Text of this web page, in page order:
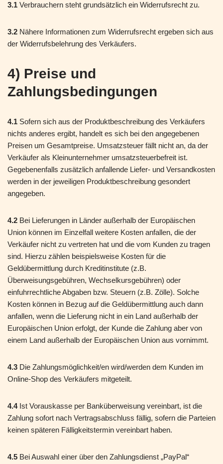
3.1 Verbrauchern steht grundsätzlich ein Widerrufsrecht zu.
3.2 Nähere Informationen zum Widerrufsrecht ergeben sich aus
der Widerrufsbelehrung des Verkäufers.
4) Preise und
Zahlungsbedingungen
4.1 Sofern sich aus der Produktbeschreibung des Verkäufers
nichts anderes ergibt, handelt es sich bei den angegebenen
Preisen um Gesamtpreise. Umsatzsteuer fällt nicht an, da der
Verkäufer als Kleinunternehmer umsatzsteuerbefreit ist.
Gegebenenfalls zusätzlich anfallende Liefer- und Versandkosten
werden in der jeweiligen Produktbeschreibung gesondert
angegeben.
4.2 Bei Lieferungen in Länder außerhalb der Europäischen
Union können im Einzelfall weitere Kosten anfallen, die der
Verkäufer nicht zu vertreten hat und die vom Kunden zu tragen
sind. Hierzu zählen beispielsweise Kosten für die
Geldübermittlung durch Kreditinstitute (z.B.
Überweisungsgebühren, Wechselkursgebühren) oder
einfuhrrechtliche Abgaben bzw. Steuern (z.B. Zölle). Solche
Kosten können in Bezug auf die Geldübermittlung auch dann
anfallen, wenn die Lieferung nicht in ein Land außerhalb der
Europäischen Union erfolgt, der Kunde die Zahlung aber von
einem Land außerhalb der Europäischen Union aus vornimmt.
4.3 Die Zahlungsmöglichkeit/en wird/werden dem Kunden im
Online-Shop des Verkäufers mitgeteilt.
4.4Ist Vorauskasse per Banküberweisung vereinbart, ist die
Zahlung sofort nach Vertragsabschluss fällig, sofern die Parteien
keinen späteren Fälligkeitstermin vereinbart haben.
4.5 Bei Auswahl einer über den Zahlungsdienst „PayPal“